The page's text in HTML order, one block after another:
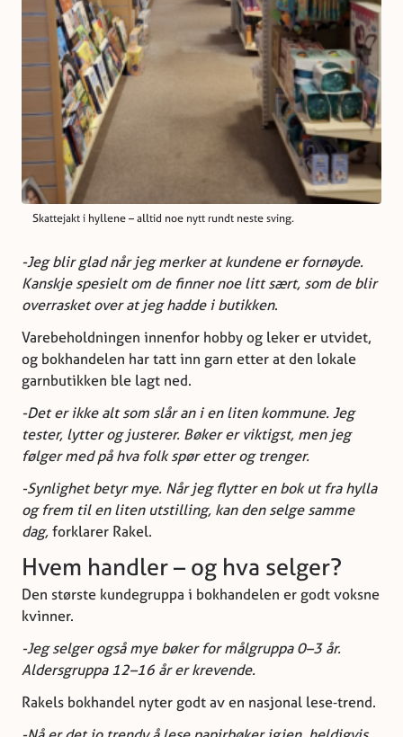
Skattejakt i hyllene – alltid noe nytt rundt neste sving.
-Jeg blir glad når jeg merker at kundene er fornøyde.
Kanskje spesielt om de finner noe litt sært, som de blir
overrasket over at jeg hadde i butikken.
Varebeholdningen innenfor hobby og leker er utvidet,
og bokhandelen har tatt inn garn etter at den lokale
garnbutikken ble lagt ned.
-Det er ikke alt som slår an i en liten kommune. Jeg
tester, lytter og justerer. Bøker er viktigst, men jeg
følger med på hva folk spør etter og trenger.
-Synlighet betyr mye. Når jeg flytter en bok ut fra hylla
og frem til en liten utstilling, kan den selge samme
dag,forklarer Rakel.
Hvem handler – og hva selger?
Den største kundegruppa i bokhandelen er godt voksne
kvinner.
-Jeg selger også mye bøker for målgruppa 0–3 år.
Aldersgruppa 12–16 år er krevende.
Rakels bokhandel nyter godt av en nasjonal lese‑trend.